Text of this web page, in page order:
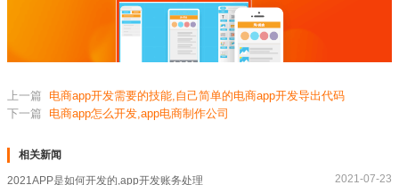
上一篇
电商app开发需要的技能,自己简单的电商app开发导出代码
下一篇
电商app怎么开发,app电商制作公司
相关新闻
2021APP是如何开发的,app开发账务处理 2021-07-23